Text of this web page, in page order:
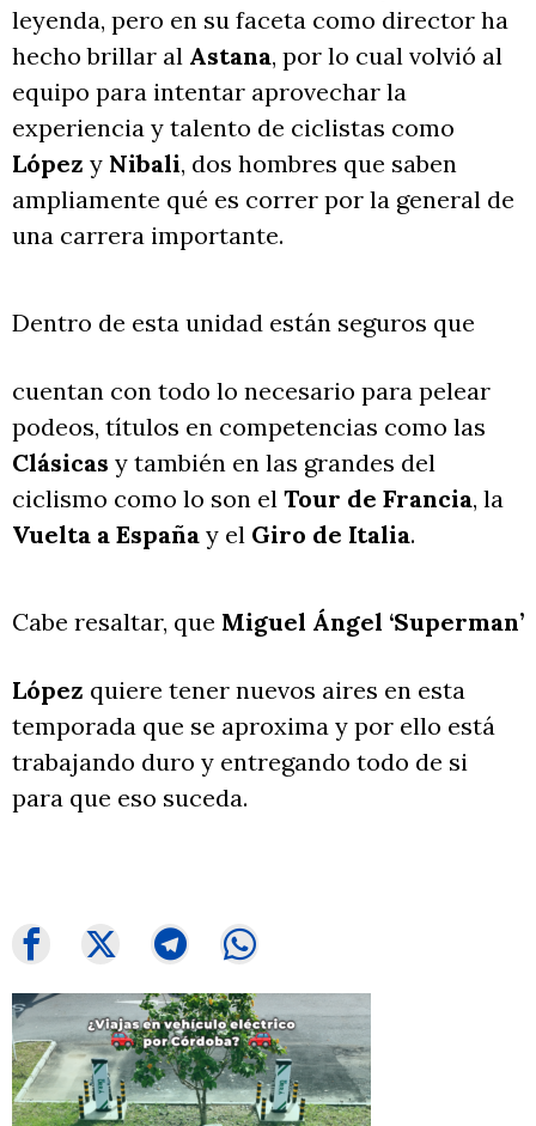
leyenda, pero en su faceta como director ha
hecho brillar al Astana, por lo cual volvió al
equipo para intentar aprovechar la
experiencia y talento de ciclistas como
López y Nibali, dos hombres que saben
ampliamente qué es correr por la general de
una carrera importante.
Dentro de esta unidad están seguros que
cuentan con todo lo necesario para pelear
podeos, títulos en competencias como las
Clásicas y también en las grandes del
ciclismo como lo son el Tour de Francia, la
Vuelta a España y el Giro de Italia.
Cabe resaltar, que Miguel Ángel ‘Superman’
López quiere tener nuevos aires en esta
temporada que se aproxima y por ello está
trabajando duro y entregando todo de si
para que eso suceda.